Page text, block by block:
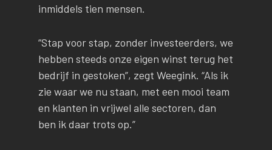
inmiddels tien mensen.
“Stap voor stap, zonder investeerders, we
hebben steeds onze eigen winst terug het
bedrijf in gestoken”, zegt Weegink. “Als ik
zie waar we nu staan, met een mooi team
en klanten in vrijwel alle sectoren, dan
ben ik daar trots op.”